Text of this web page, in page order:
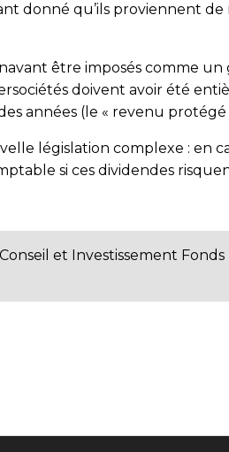
donné qu’ils proviennent
être imposés comme un
doivent avoir été
années (le « revenu protégé
législation complexe : en
si ces dividendes
et Investissement Fonds